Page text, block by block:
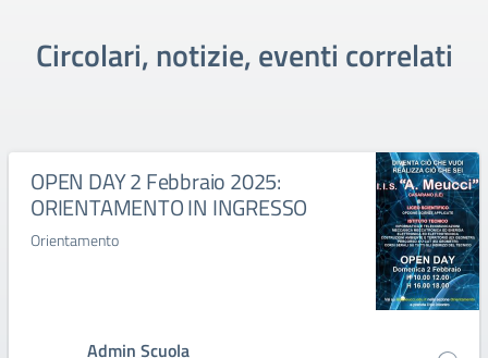
Circolari, notizie, eventi correlati
OPEN DAY 2 Febbraio 2025:
ORIENTAMENTO IN INGRESSO
Orientamento
Admin Scuola